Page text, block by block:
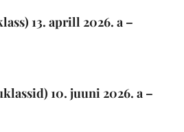
13. aprill 2026. a –
10. juuni 2026. a –